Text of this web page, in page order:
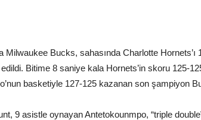
Milwaukee Bucks, sahasında Charlotte Hornets’ı
Bitime 8 saniye kala Hornets’in skoru 125-
basketiyle 127-125 kazanan son şampiyon
9 asistle oynayan Antetokounmpo, “triple